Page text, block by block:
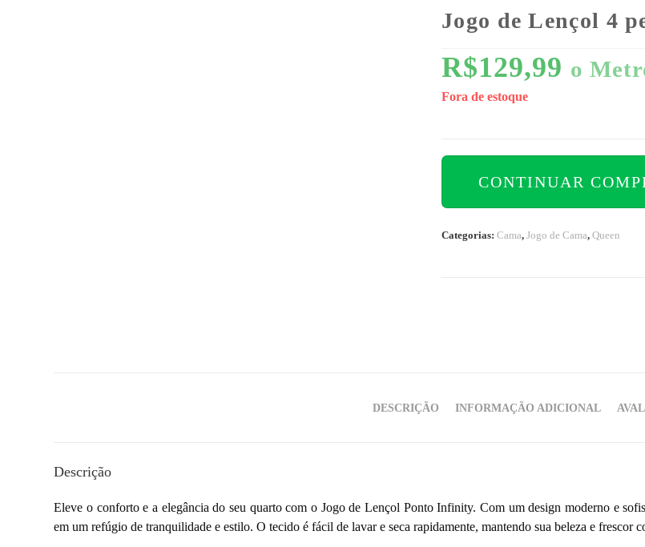
Jogo de Lençol 4
R$129,99 o
Fora de estoque
CONTINUAR
Categorias:Cama,Jogo de Cama,Queen
DESCRIÇÃO INFORMAÇÃO ADICIONAL
Descrição
Eleve o conforto e a elegância do seu quarto com o Jogo de Lençol Ponto Infinity. Com um design moderno e
em um refúgio de tranquilidade e estilo. O tecido é fácil de lavar e seca rapidamente, mantendo sua beleza e frescor